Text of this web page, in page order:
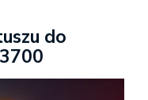
do